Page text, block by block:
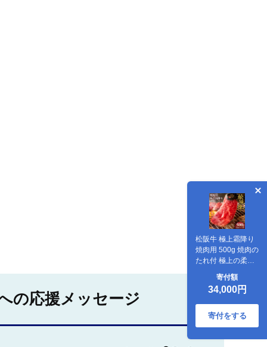
松阪牛 極上霜降り
焼肉用 500g 焼肉の
たれ付 極上の柔ら
らかい 松坂牛 松阪
肉 高級ブランド牛
イチボ ハネシタ ロ
ース トモサンカク
三角 ミスジ カイノ
寄付額
34,000円
寄付をする
の応援メッセージ